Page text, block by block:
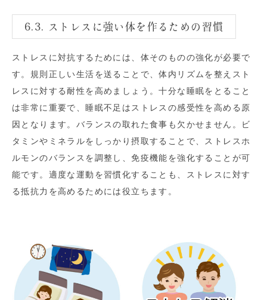
6.3. ストレスに強い体を作るための習慣
ストレスに対抗するためには、体そのものの強化が必要で
す。規則正しい生活を送ることで、体内リズムを整えスト
レスに対する耐性を高めましょう。十分な睡眠をとること
は非常に重要で、睡眠不足はストレスの感受性を高める原
因となります。バランスの取れた食事も欠かせません。ビ
タミンやミネラルをしっかり摂取することで、ストレスホ
ルモンのバランスを調整し、免疫機能を強化することが可
能です。適度な運動を習慣化することも、ストレスに対す
る抵抗力を高めるためには役立ちます。